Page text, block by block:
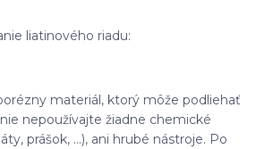
liatinového riadu:
materiál, ktorý môže podliehať
nepoužívajte žiadne chemické
prášok, ...), ani hrubé nástroje. Po